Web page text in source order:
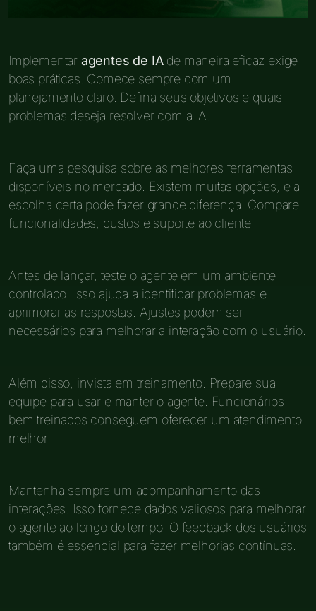
Implementar agentes de IAde maneira eficaz exige
boas práticas. Comece sempre com um
planejamento claro. Defina seus objetivos e quais
problemas deseja resolver com a IA.
Faça uma pesquisa sobre as melhores ferramentas
disponíveis no mercado. Existem muitas opções, e a
escolha certa pode fazer grande diferença. Compare
funcionalidades, custos e suporte ao cliente.
Antes de lançar, teste o agente em um ambiente
controlado. Isso ajuda a identificar problemas e
aprimorar as respostas. Ajustes podem ser
necessários para melhorar a interação com o usuário.
Além disso, invista em treinamento. Prepare sua
equipe para usar e manter o agente. Funcionários
bem treinados conseguem oferecer um atendimento
melhor.
Mantenha sempre um acompanhamento das
interações. Isso fornece dados valiosos para melhorar
o agente ao longo do tempo. O feedback dos usuários
também é essencial para fazer melhorias contínuas.